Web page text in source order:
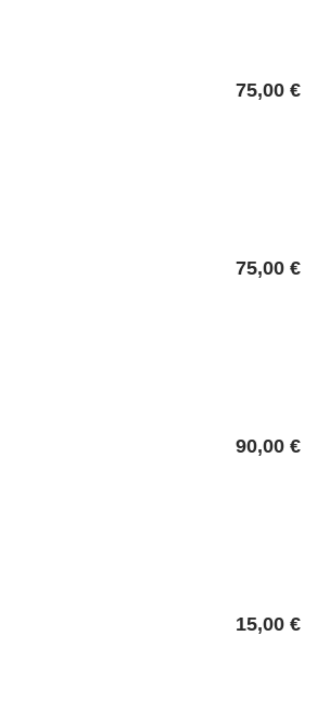
75,00 €
75,00 €
90,00 €
15,00 €